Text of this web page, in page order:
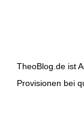
TheoBlog.de ist
Provisionen bei